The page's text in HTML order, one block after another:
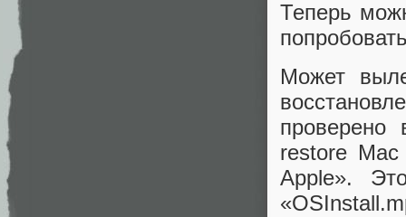
Теперь
Может
проверено
restore
Apple».